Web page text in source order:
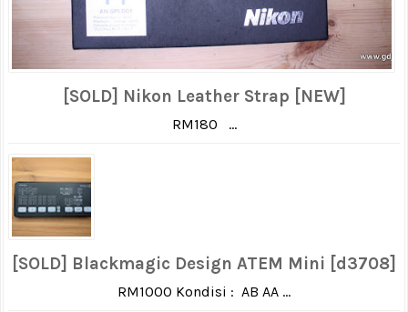
[SOLD] Nikon Leather Strap [NEW]
RM180 ...
[SOLD] Blackmagic Design ATEM Mini [d3708]
RM1000 Kondisi : AB AA ...